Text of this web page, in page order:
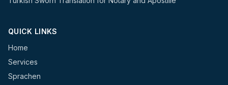
QUICK LINKS
Home
Services
Sprachen